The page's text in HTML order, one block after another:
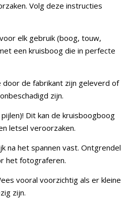
Volg deze instructies
elk gebruik (boog, touw,
een kruisboog die in perfecte
door de fabrikant zijn geleverd of
zijn.
Dit kan de kruisboogboog
letsel veroorzaken.
na het spannen vast. Ontgrendel
het fotograferen.
vooral voorzichtig als er kleine
zijn.